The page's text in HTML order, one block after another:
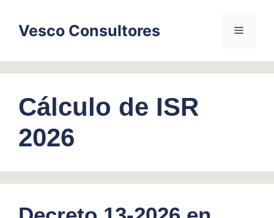
contentVesco Consultores Menu
Cálculo de ISR
2026